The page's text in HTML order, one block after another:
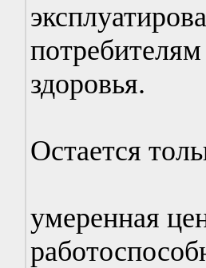
здоровья.
Остается
умеренная